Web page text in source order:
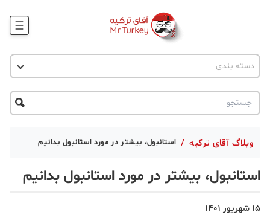
وبلاگ
جاذبه گردشگری
دسته بندی
اخبار ترکیه
پروژه ها
تحصیل در ترکیه
ترکیه گردی
دانستنی
وبلاگ آقای ترکیه / استانبول، بیشتر در مورد استانبول بدانیم
استانبول، بیشتر در مورد استانبول بدانیم
15 شهریور 1401